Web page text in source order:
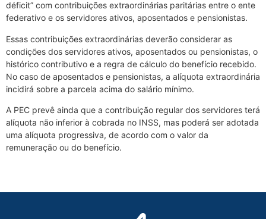
déficit” com contribuições extraordinárias paritárias entre o ente
federativo e os servidores ativos, aposentados e pensionistas.
Essas contribuições extraordinárias deverão considerar as
condições dos servidores ativos, aposentados ou pensionistas, o
histórico contributivo e a regra de cálculo do benefício recebido.
No caso de aposentados e pensionistas, a alíquota extraordinária
incidirá sobre a parcela acima do salário mínimo.
A PEC prevê ainda que a contribuição regular dos servidores terá
alíquota não inferior à cobrada no INSS, mas poderá ser adotada
uma alíquota progressiva, de acordo com o valor da
remuneração ou do benefício.